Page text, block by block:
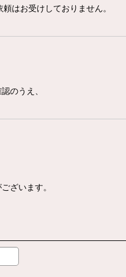
はお受けしておりません。
のうえ、
ざいます。